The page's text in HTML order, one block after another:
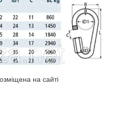
на сайті